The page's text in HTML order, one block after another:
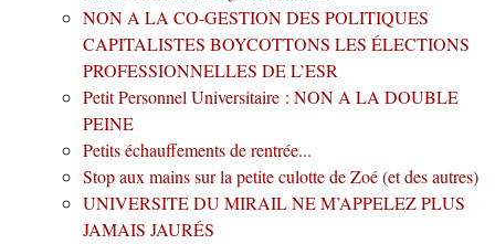
NON A LA CO-GESTION DES POLITIQUES
CAPITALISTES BOYCOTTONS LES ÉLECTIONS
PROFESSIONNELLES DE L’ESR
Petit Personnel Universitaire : NON A LA DOUBLE
PEINE
Petits échauffements de rentrée...
Stop aux mains sur la petite culotte de Zoé (et des autres)
UNIVERSITE DU MIRAIL NE M’APPELEZ PLUS
JAMAIS JAURÉS